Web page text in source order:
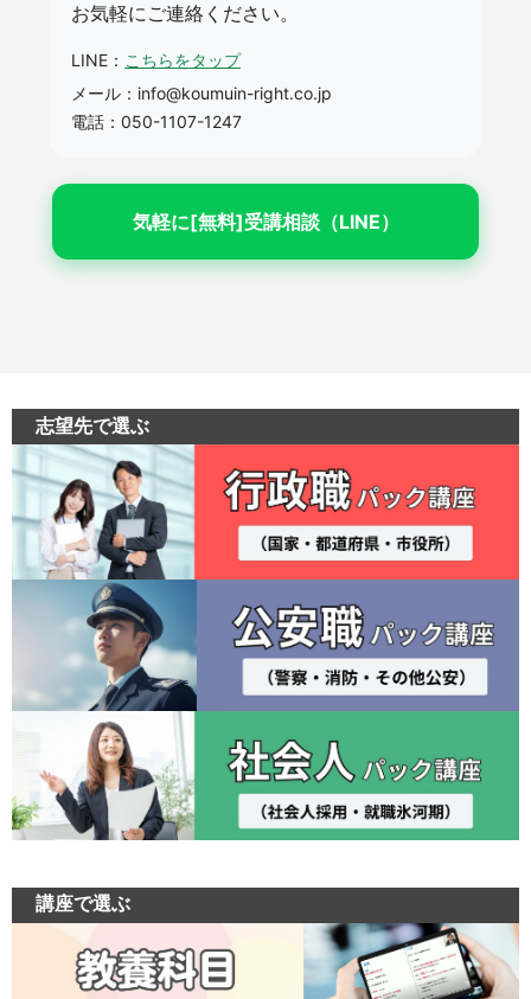
お気軽にご連絡ください。
LINE： こちらをタップ
メール：info@koumuin-right.co.jp
電話：050-1107-1247
気軽に[無料]受講相談（LINE）
志望先で選ぶ
講座で選ぶ